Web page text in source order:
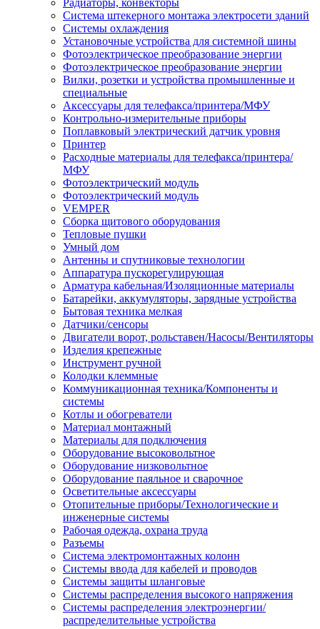
Радиаторы, конвекторы
Система штекерного монтажа электросети зданий
Системы охлаждения
Установочные устройства для системной шины
Фотоэлектрическое преобразование энергии
Фотоэлектрическое преобразование энергии
Вилки, розетки и устройства промышленные и
специальные
Аксессуары для телефакса/принтера/МФУ
Контрольно-измерительные приборы
Поплавковый электрический датчик уровня
Принтер
Расходные материалы для телефакса/принтера/
МФУ
Фотоэлектрический модуль
Фотоэлектрический модуль
VEMPER
Сборка щитового оборудования
Тепловые пушки
Умный дом
Антенны и спутниковые технологии
Аппаратура пускорегулирующая
Арматура кабельная/Изоляционные материалы
Батарейки, аккумуляторы, зарядные устройства
Бытовая техника мелкая
Датчики/сенсоры
Двигатели ворот, рольставен/Насосы/Вентиляторы
Изделия крепежные
Инструмент ручной
Колодки клеммные
Коммуникационная техника/Компоненты и
системы
Котлы и обогреватели
Материал монтажный
Материалы для подключения
Оборудование высоковольтное
Оборудование низковольтное
Оборудование паяльное и сварочное
Осветительные аксессуары
Отопительные приборы/Технологические и
инженерные системы
Рабочая одежда, охрана труда
Разъемы
Система электромонтажных колонн
Системы ввода для кабелей и проводов
Системы защиты шланговые
Системы распределения высокого напряжения
Системы распределения электроэнергии/
распределительные устройства